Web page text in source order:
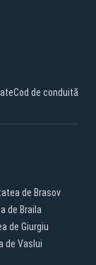
Cod de conduită
de Brasov
de Braila
de Giurgiu
de Vaslui